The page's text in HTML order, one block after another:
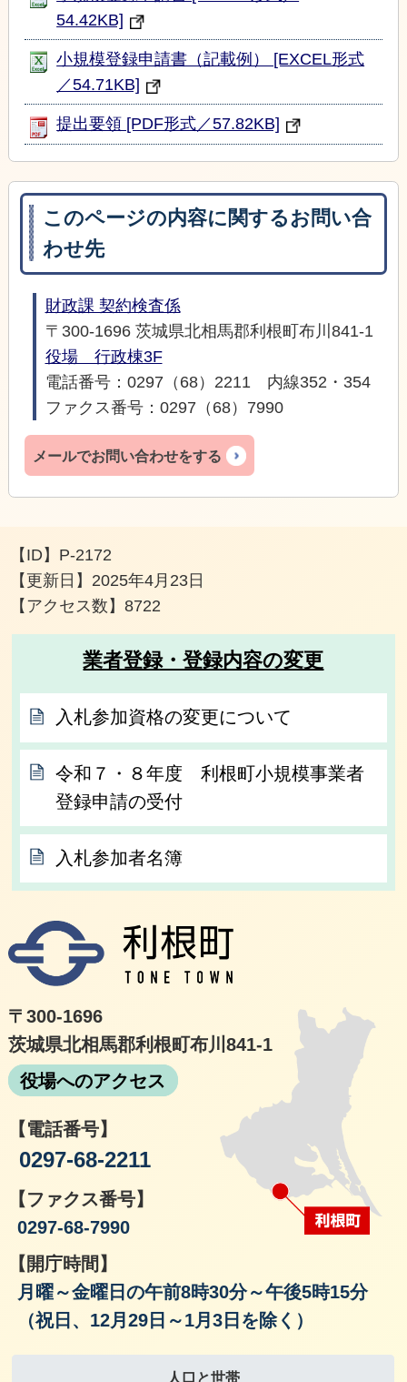
54.42KB]
小規模登録申請書（記載例） [EXCEL形式
／54.71KB]
提出要領 [PDF形式／57.82KB]
このページの内容に関するお問い合
わせ先
財政課 契約検査係
〒300-1696 茨城県北相馬郡利根町布川841-1
役場 行政棟3F
電話番号：0297（68）2211 内線352・354
ファクス番号：0297（68）7990
メールでお問い合わせをする
【ID】 P-2172
【更新日】 2025年4月23日
【アクセス数】8722
業者登録・登録内容の変更
入札参加資格の変更について
令和７・８年度 利根町小規模事業者
登録申請の受付
入札参加者名簿
〒300-1696
茨城県北相馬郡利根町布川841-1
役場へのアクセス
【電話番号】
0297-68-2211
【ファクス番号】
0297-68-7990
【開庁時間】
月曜～金曜日の午前8時30分～午後5時15分
（祝日、12月29日～1月3日を除く）